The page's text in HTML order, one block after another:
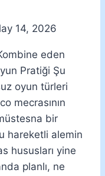
14, 2026
eden
Pratiği Şu
oyun türleri
mecrasının
bir
hareketli alemin
hususları yine
planlı, ne